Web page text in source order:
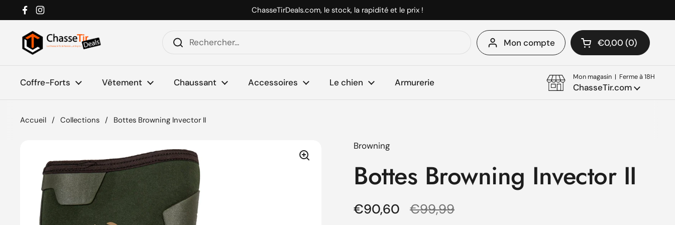
Passer au contenu
Facebook
Instagram ChasseTirDeals.com, le stock, la rapidité et le prix !
Mon compte Ouvrir le panier
Mon panier Total:
€0,00 0
produit dans votre
Coffre-Forts Vêtement Chaussant Accessoires Le chien Armurerie
Mon magasin | Ferme à 18H
ChasseTir.com
Accueil / Collections / Bottes Browning Invector II
Browning
Bottes Browning Invector II
Prix régulier
€90,60 Prix de solde
€99,99